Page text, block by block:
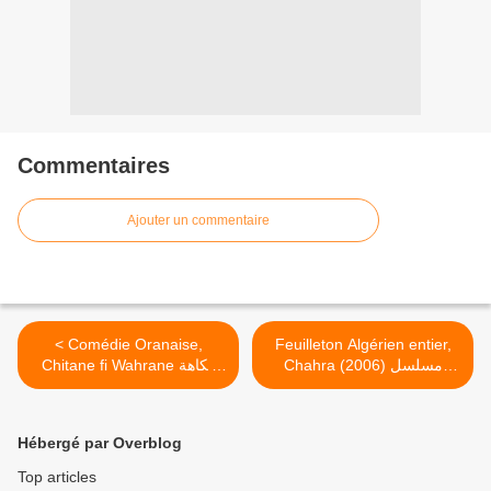
Commentaires
Ajouter un commentaire
< Comédie Oranaise,
Chitane fi Wahrane فكاهة
وهرانية، شيطان في وهران
Feuilleton Algérien entier,
Chahra (2006) مسلسل
جزائري كامل، شهرة >
Hébergé par Overblog
Top articles